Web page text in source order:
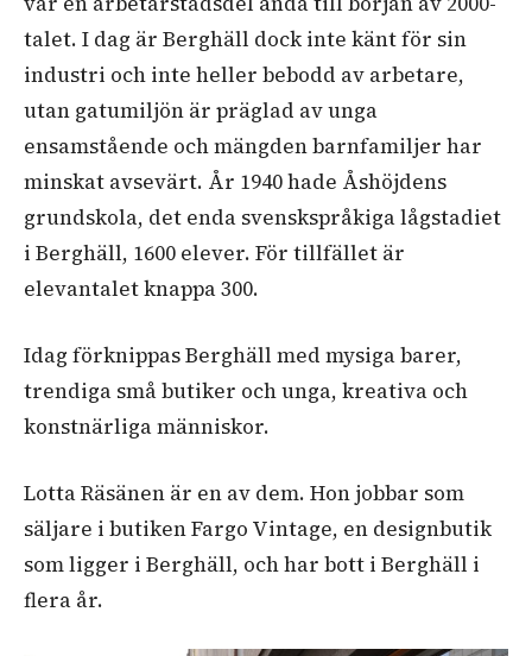
talet. I dag är Berghäll dock inte känt för sin
industri och inte heller bebodd av arbetare,
utan gatumiljön är präglad av unga
ensamstående och mängden barnfamiljer har
minskat avsevärt. År 1940 hade Åshöjdens
grundskola, det enda svenskspråkiga lågstadiet
i Berghäll, 1600 elever. För tillfället är
elevantalet knappa 300.
Idag förknippas Berghäll med mysiga barer,
trendiga små butiker och unga, kreativa och
konstnärliga människor.
Lotta Räsänen är en av dem. Hon jobbar som
säljare i butiken Fargo Vintage, en designbutik
som ligger i Berghäll, och har bott i Berghäll i
flera år.